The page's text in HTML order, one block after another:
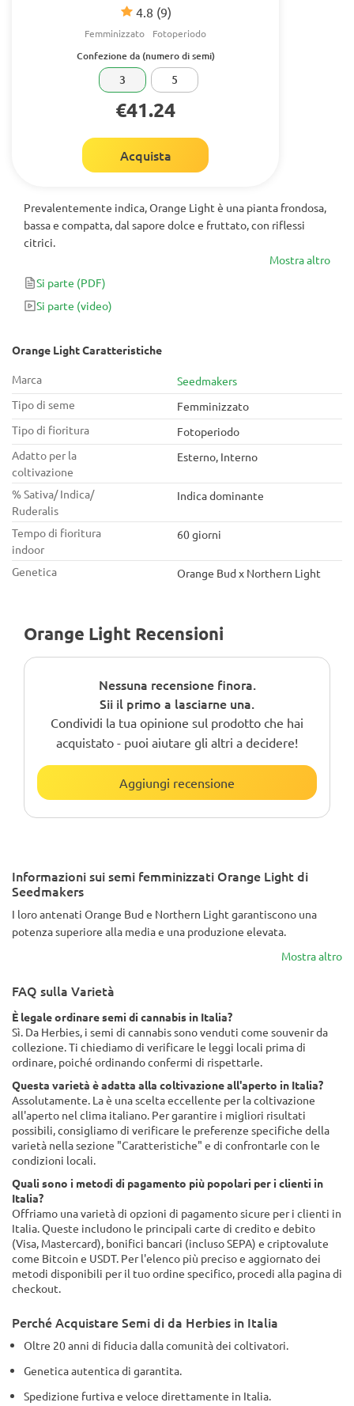
4.8 (9)
Femminizzato Fotoperiodo
Confezione da (numero di semi)
3 5
€41.24
Acquista
Prevalentemente indica, Orange Light è una pianta frondosa,
bassa e compatta, dal sapore dolce e fruttato, con riflessi
citrici.
Mostra altro
Si parte (PDF)
Si parte (video)
Orange Light Caratteristiche
Marca
Seedmakers
Tipo di seme
Femminizzato
Tipo di fioritura
Fotoperiodo
Adatto per la
coltivazione
Esterno, Interno
% Sativa/ Indica/
Ruderalis
Indica dominante
Tempo di fioritura
indoor
60 giorni
Genetica Orange Bud x Northern Light
Orange Light Recensioni
Nessuna recensione finora.
Sii il primo a lasciarne una.
Condividi la tua opinione sul prodotto che hai
acquistato - puoi aiutare gli altri a decidere!
Aggiungi recensione
Informazioni sui semi femminizzati Orange Light di
Seedmakers
I loro antenati Orange Bud e Northern Light garantiscono una
potenza superiore alla media e una produzione elevata.
Mostra altro
FAQ sulla Varietà
È legale ordinare semi di cannabis in Italia?
Sì. Da Herbies, i semi di cannabis sono venduti come souvenir da
collezione. Ti chiediamo di verificare le leggi locali prima di
ordinare, poiché ordinando confermi di rispettarle.
Questa varietà è adatta alla coltivazione all'aperto in Italia?
Assolutamente. La è una scelta eccellente per la coltivazione
all'aperto nel clima italiano. Per garantire i migliori risultati
possibili, consigliamo di verificare le preferenze specifiche della
varietà nella sezione "Caratteristiche" e di confrontarle con le
condizioni locali.
Quali sono i metodi di pagamento più popolari per i clienti in
Italia?
Offriamo una varietà di opzioni di pagamento sicure per i clienti in
Italia. Queste includono le principali carte di credito e debito
(Visa, Mastercard), bonifici bancari (incluso SEPA) e criptovalute
come Bitcoin e USDT. Per l'elenco più preciso e aggiornato dei
metodi disponibili per il tuo ordine specifico, procedi alla pagina di
checkout.
Perché Acquistare Semi di da Herbies in Italia
Oltre 20 anni di fiducia dalla comunità dei coltivatori.
Genetica autentica di garantita.
Spedizione furtiva e veloce direttamente in Italia.